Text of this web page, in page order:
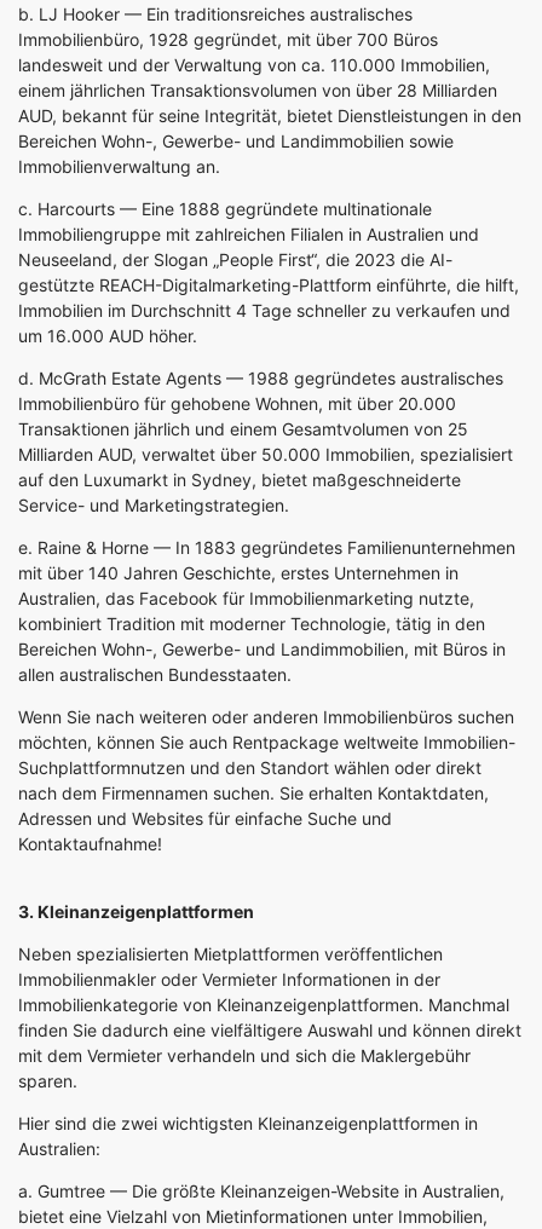
b. LJ Hooker — Ein traditionsreiches australisches
Immobilienbüro, 1928 gegründet, mit über 700 Büros
landesweit und der Verwaltung von ca. 110.000 Immobilien,
einem jährlichen Transaktionsvolumen von über 28 Milliarden
AUD, bekannt für seine Integrität, bietet Dienstleistungen in den
Bereichen Wohn-, Gewerbe- und Landimmobilien sowie
Immobilienverwaltung an.
c. Harcourts — Eine 1888 gegründete multinationale
Immobiliengruppe mit zahlreichen Filialen in Australien und
Neuseeland, der Slogan „People First“, die 2023 die AI-
gestützte REACH-Digitalmarketing-Plattform einführte, die hilft,
Immobilien im Durchschnitt 4 Tage schneller zu verkaufen und
um 16.000 AUD höher.
d. McGrath Estate Agents — 1988 gegründetes australisches
Immobilienbüro für gehobene Wohnen, mit über 20.000
Transaktionen jährlich und einem Gesamtvolumen von 25
Milliarden AUD, verwaltet über 50.000 Immobilien, spezialisiert
auf den Luxumarkt in Sydney, bietet maßgeschneiderte
Service- und Marketingstrategien.
e. Raine & Horne — In 1883 gegründetes Familienunternehmen
mit über 140 Jahren Geschichte, erstes Unternehmen in
Australien, das Facebook für Immobilienmarketing nutzte,
kombiniert Tradition mit moderner Technologie, tätig in den
Bereichen Wohn-, Gewerbe- und Landimmobilien, mit Büros in
allen australischen Bundesstaaten.
Wenn Sie nach weiteren oder anderen Immobilienbüros suchen
möchten, können Sie auch Rentpackage weltweite Immobilien-
Suchplattformnutzen und den Standort wählen oder direkt
nach dem Firmennamen suchen. Sie erhalten Kontaktdaten,
Adressen und Websites für einfache Suche und
Kontaktaufnahme!
3. Kleinanzeigenplattformen
Neben spezialisierten Mietplattformen veröffentlichen
Immobilienmakler oder Vermieter Informationen in der
Immobilienkategorie von Kleinanzeigenplattformen. Manchmal
finden Sie dadurch eine vielfältigere Auswahl und können direkt
mit dem Vermieter verhandeln und sich die Maklergebühr
sparen.
Hier sind die zwei wichtigsten Kleinanzeigenplattformen in
Australien:
a. Gumtree — Die größte Kleinanzeigen-Website in Australien,
bietet eine Vielzahl von Mietinformationen unter Immobilien,